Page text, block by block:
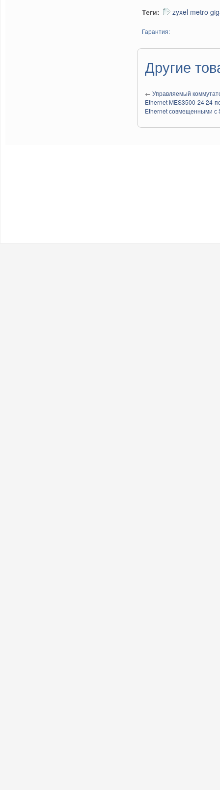
Теги: zyxel metro
Гарантия:
Другие
← Управляемый
Ethernet MES3500-24 24-
Ethernet совмещенными с